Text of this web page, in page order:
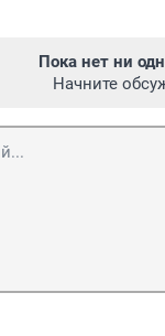
Пока нет ни
Начните